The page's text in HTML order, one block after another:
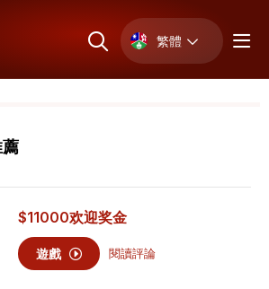
繁體
$11000欢迎奖金
遊戲 閱讀評論